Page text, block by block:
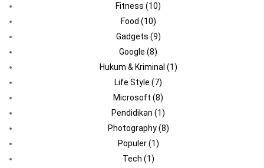
Fitness (10)
Food (10)
Gadgets (9)
Google (8)
Hukum & Kriminal (1)
Life Style (7)
Microsoft (8)
Pendidikan (1)
Photography(8)
Populer(1)
Tech (1)